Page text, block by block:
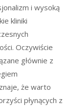
i wysoką
kliniki
Oczywiście
głównie z
że warto
płynących z